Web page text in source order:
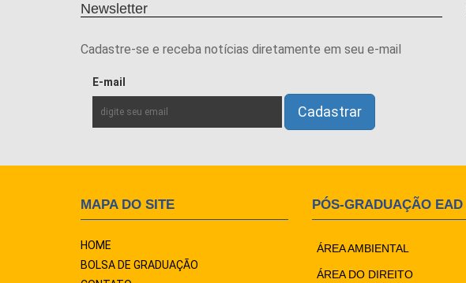
Newsletter
Cadastre-se e receba notícias diretamente em seu e-mail
E-mail
MAPA DO SITE
HOME
BOLSA DE GRADUAÇÃO
PÓS-GRADUAÇÃO EAD
ÁREA AMBIENTAL
ÁREA DO DIREITO